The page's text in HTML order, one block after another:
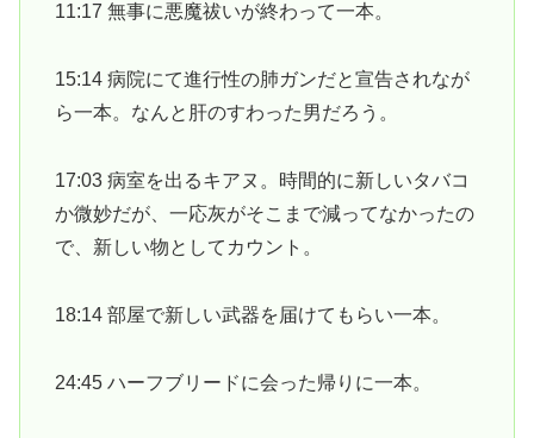
11:17 無事に悪魔祓いが終わって一本。
15:14 病院にて進行性の肺ガンだと宣告されなが
ら一本。なんと肝のすわった男だろう。
17:03 病室を出るキアヌ。時間的に新しいタバコ
か微妙だが、一応灰がそこまで減ってなかったの
で、新しい物としてカウント。
18:14 部屋で新しい武器を届けてもらい一本。
24:45 ハーフブリードに会った帰りに一本。